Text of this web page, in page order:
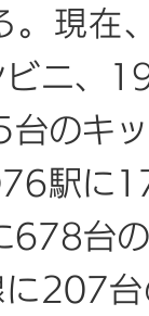
。現在
ニ、
のキ
駅に
台
207